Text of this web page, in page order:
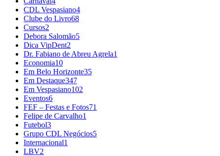
CDL Vespasiano4
Clube do Livro68
Cursos2
Debora Salomão5
Dica VipDent2
Dr. Fabiano de Abreu Agrela1
Economia10
Em Belo Horizonte35
Em Destaque347
Em Vespasiano102
Eventos6
FEF – Festas e Fotos71
Felipe de Carvalho1
Futebol3
Grupo CDL Negócios5
Internacional1
LBV2